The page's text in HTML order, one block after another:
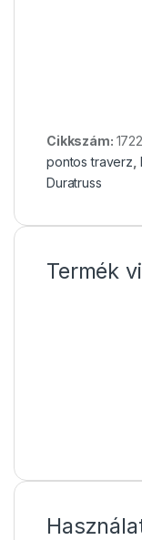
Cikkszám:
pontos traverz
Duratruss
Termék